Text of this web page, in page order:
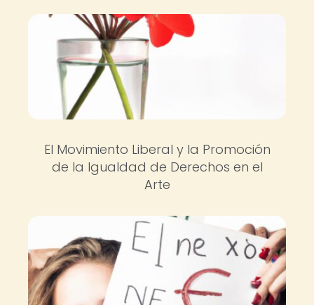
El Movimiento Liberal y la Promoción
de la Igualdad de Derechos en el
Arte